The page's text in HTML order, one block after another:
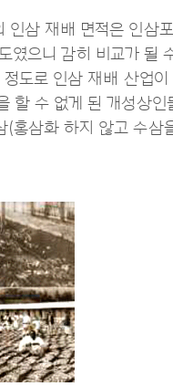
인삼 재배 면적은 인삼
였으니 감히 비교가 될
도로 인삼 재배 산업이
할 수 없게 된 개성상인
(홍삼화 하지 않고 수삼